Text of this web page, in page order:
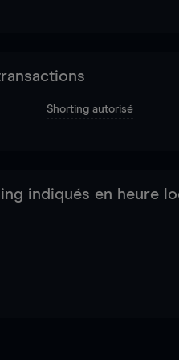
Shorting autorisé
indiqués en heure